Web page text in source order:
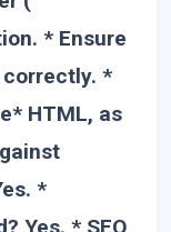
* Ensure
*
HTML, as
*
Yes. * SEO